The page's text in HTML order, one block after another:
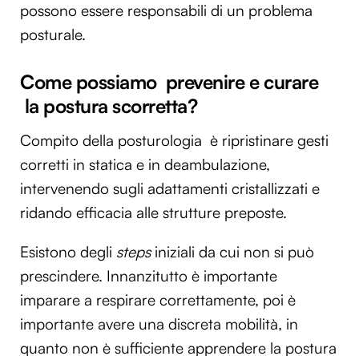
possono essere responsabili di un problema
posturale.
Come possiamo prevenire e curare
la postura scorretta?
Compito della posturologia è ripristinare gesti
corretti in statica e in deambulazione,
intervenendo sugli adattamenti cristallizzati e
ridando efficacia alle strutture preposte.
Esistono degli stepsiniziali da cui non si può
prescindere. Innanzitutto è importante
imparare a respirare correttamente, poi è
importante avere una discreta mobilità, in
quanto non è sufficiente apprendere la postura